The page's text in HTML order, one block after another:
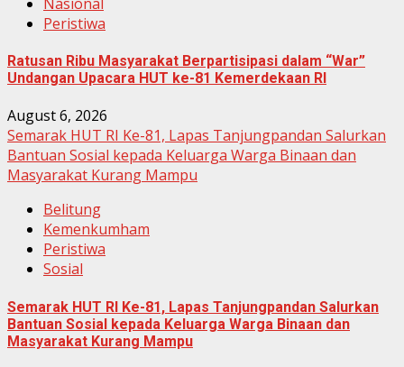
Peristiwa
Ratusan Ribu Masyarakat Berpartisipasi dalam “War”
Undangan Upacara HUT ke-81 Kemerdekaan RI
August 6, 2026
Semarak HUT RI Ke-81, Lapas Tanjungpandan Salurkan
Bantuan Sosial kepada Keluarga Warga Binaan dan
Masyarakat Kurang Mampu
Belitung
Kemenkumham
Peristiwa
Sosial
Semarak HUT RI Ke-81, Lapas Tanjungpandan Salurkan
Bantuan Sosial kepada Keluarga Warga Binaan dan
Masyarakat Kurang Mampu